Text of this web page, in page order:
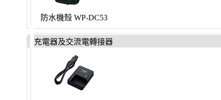
防水機殼 WP-DC53
充電器及交流電轉接器